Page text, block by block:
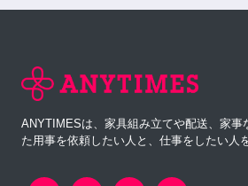
ANYTIMESは、家具組み立てや配送、家事
た用事を依頼したい人と、仕事をしたい人